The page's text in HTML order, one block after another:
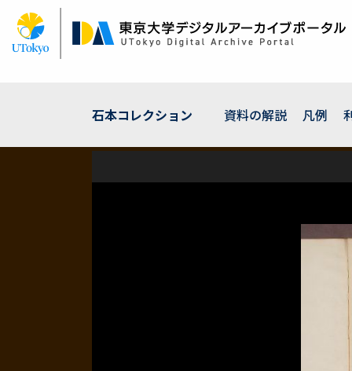
ン
に
石本コレクション 資料の解説 凡例